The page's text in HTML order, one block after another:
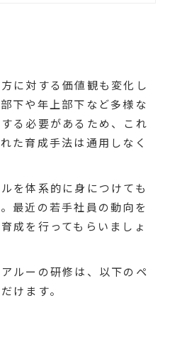
に対する価値観も変化し
下や年上部下など多様な
る必要があるため、これ
た育成手法は通用しなく
を体系的に身につけても
最近の若手社員の動向を
成を行ってもらいましょ
ルーの研修は、以下のペ
けます。